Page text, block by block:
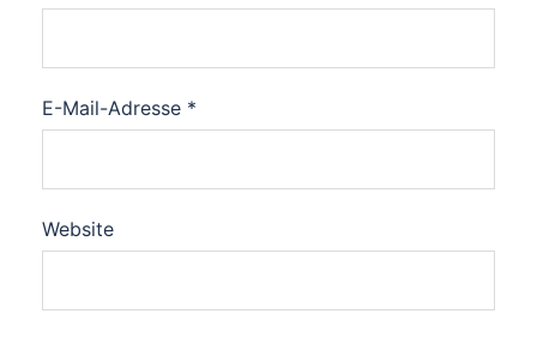
E-Mail-Adresse *
Website